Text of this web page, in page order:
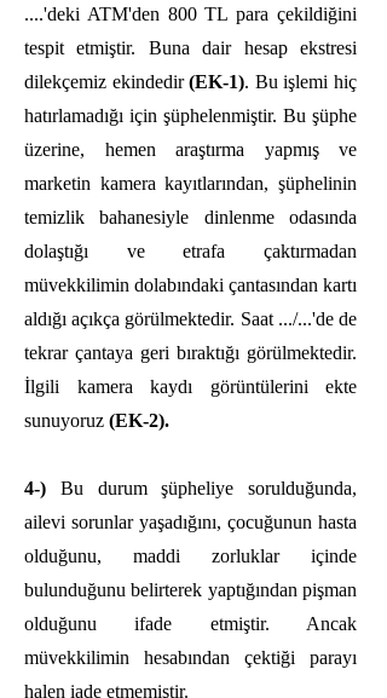
....'deki ATM'den 800 TL para çekildiğini
tespit etmiştir. Buna dair hesap ekstresi
dilekçemiz ekindedir(EK-1). Bu işlemi hiç
hatırlamadığı için şüphelenmiştir. Bu şüphe
üzerine, hemen araştırma yapmış ve
marketin kamera kayıtlarından, şüphelinin
temizlik bahanesiyle dinlenme odasında
dolaştığı ve etrafa çaktırmadan
müvekkilimin dolabındaki çantasından kartı
aldığı açıkça görülmektedir. Saat .../...'de de
tekrar çantaya geri bıraktığı görülmektedir.
İlgili kamera kaydı görüntülerini ekte
sunuyoruz (EK-2).
4-) Bu durum şüpheliye sorulduğunda,
ailevi sorunlar yaşadığını, çocuğunun hasta
olduğunu, maddi zorluklar içinde
bulunduğunu belirterek yaptığından pişman
olduğunu ifade etmiştir. Ancak
müvekkilimin hesabından çektiği parayı
halen iade etmemiştir.